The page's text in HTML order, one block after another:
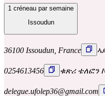
1 créneau par semaine
Issoudun
36100 Issoudun, France
0254613456 ቁጽሪ ቴለፎን
delegue.ufolep36@gmail.com